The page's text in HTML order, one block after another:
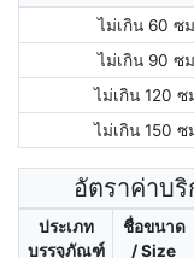
ไม่เกิน 60 ซ
ไม่เกิน 90 ซ
ไม่เกิน 120 ซ
ไม่เกิน 150 ซ
อัตราค่าบริ
ประเภท
บรรจุภัณฑ์
ชื่อขนาด
/ Size